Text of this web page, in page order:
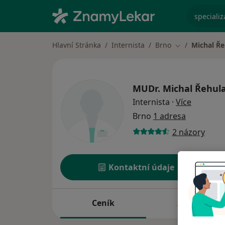
Hlavní Stránka Internista Brno Změna města
Michal
MUDr. Michal
Internista · Více
Brno 1 adresa
2 názory
Kontaktní údaje
Ceník Adresy